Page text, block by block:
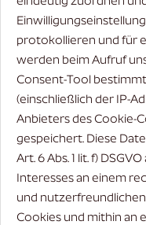
protokollieren und für
werden beim Aufruf
Consent-Tool
(einschließlich der IP-
Anbieters des Cookie-
gespeichert. Diese
Art. 6 Abs. 1 lit. f)
Interesses an einem
und
Cookies und mithin an